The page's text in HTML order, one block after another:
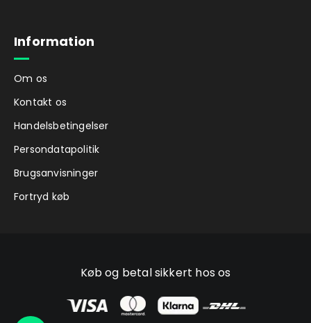
Information
Om os
Kontakt os
Handelsbetingelser
Persondatapolitik
Brugsanvisninger
Fortryd køb
Køb og betal sikkert hos os